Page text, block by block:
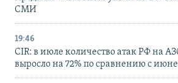
СМИ
19:46
CIR: в июле количество атак РФ на
выросло на 72% по сравнению с